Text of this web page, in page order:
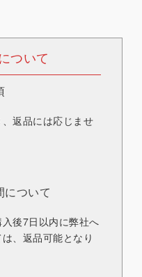
ついて
返品には応じませ
について
後7日以内に弊社へ
、返品可能となり